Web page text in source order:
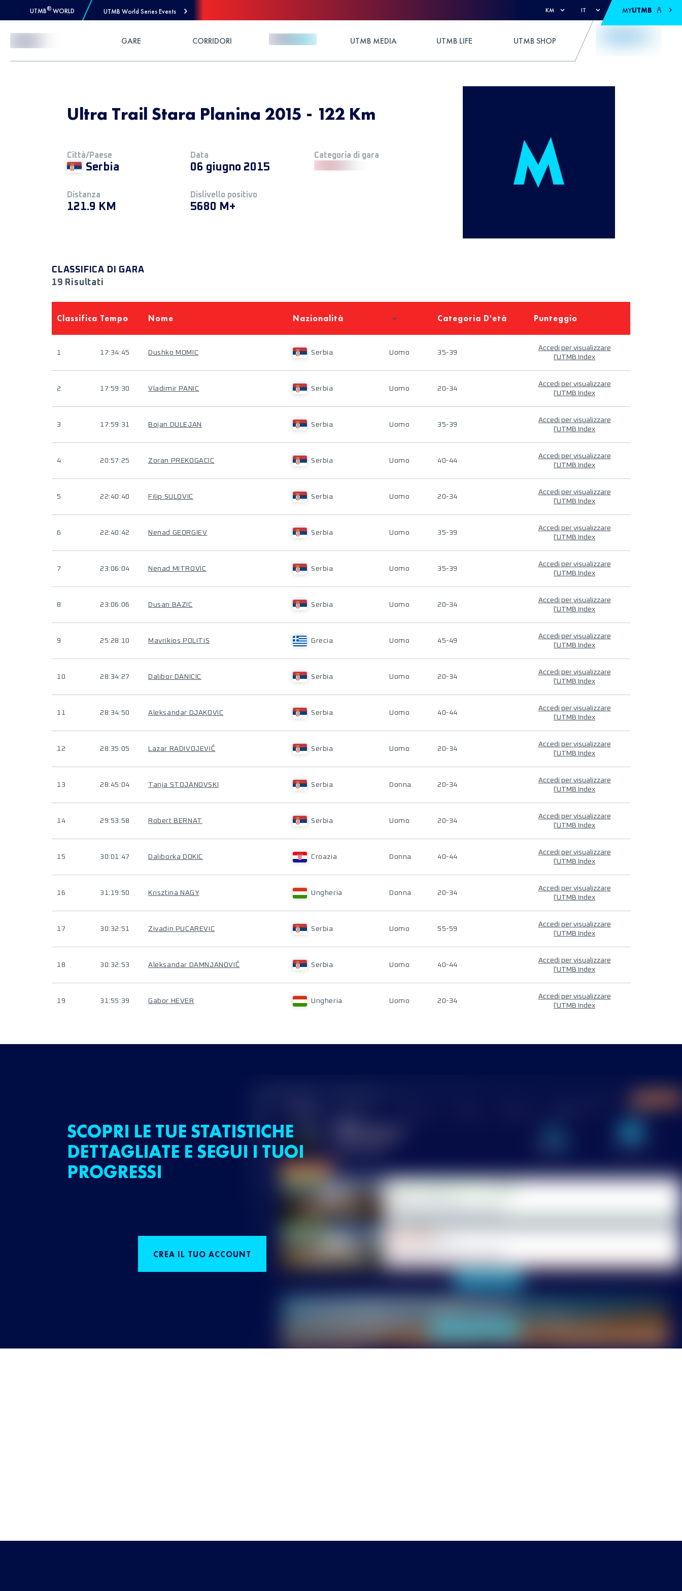
UTMB® WORLD UTMB World Series Events KM IT MYUTMB
GARE CORRIDORI UTMB MEDIA UTMB LIFE UTMB SHOP
Ultra Trail Stara Planina 2015 - 122 Km
Città/Paese
Serbia
Data
06 giugno 2015
Categoria di gara
Distanza
121.9 KM
Dislivello positivo
5680 M+
CLASSIFICA DI GARA
19 Risultati
Classifica Tempo Nome Nazionalità Categoria D'età Punteggio
1 17:34:45 Dushko MOMIC Serbia Uomo 35-39
Accedi per visualizzare
l'UTMB Index
2 17:59:30 Vladimir PANIC Serbia Uomo 20-34
Accedi per visualizzare
l'UTMB Index
3 17:59:31 Bojan DULEJAN Serbia Uomo 35-39
Accedi per visualizzare
l'UTMB Index
4 20:57:25 Zoran PREKOGACIC Serbia Uomo 40-44
Accedi per visualizzare
l'UTMB Index
5 22:40:40 Filip SULOVIC Serbia Uomo 20-34
Accedi per visualizzare
l'UTMB Index
6 22:40:42 Nenad GEORGIEV Serbia Uomo 35-39
Accedi per visualizzare
l'UTMB Index
7 23:06:04 Nenad MITROVIC Serbia Uomo 35-39
Accedi per visualizzare
l'UTMB Index
8 23:06:06 Dusan BAZIC Serbia Uomo 20-34
Accedi per visualizzare
l'UTMB Index
9 25:28:10 Mavrikios POLITIS Grecia Uomo 45-49
Accedi per visualizzare
l'UTMB Index
10 28:34:27 Dalibor DANICIC Serbia Uomo 20-34
Accedi per visualizzare
l'UTMB Index
11 28:34:50 Aleksandar DJAKOVIC Serbia Uomo 40-44
Accedi per visualizzare
l'UTMB Index
12 28:35:05 Lazar RADIVOJEVIĆ Serbia Uomo 20-34
Accedi per visualizzare
l'UTMB Index
13 28:45:04 Tanja STOJANOVSKI Serbia Donna 20-34
Accedi per visualizzare
l'UTMB Index
14 29:53:58 Robert BERNAT Serbia Uomo 20-34
Accedi per visualizzare
l'UTMB Index
15 30:01:47 Daliborka DOKIC Croazia Donna 40-44
Accedi per visualizzare
l'UTMB Index
16 31:19:50 Krisztina NAGY Ungheria Donna 20-34
Accedi per visualizzare
l'UTMB Index
17 30:32:51 Zivadin PUCAREVIC Serbia Uomo 55-59
Accedi per visualizzare
l'UTMB Index
18 30:32:53 Aleksandar DAMNJANOVIĆ Serbia Uomo 40-44
Accedi per visualizzare
l'UTMB Index
19 31:55:39 Gabor HEVER Ungheria Uomo 20-34
Accedi per visualizzare
l'UTMB Index
SCOPRI LE TUE STATISTICHE
DETTAGLIATE E SEGUI I TUOI
PROGRESSI
CREA IL TUO ACCOUNT